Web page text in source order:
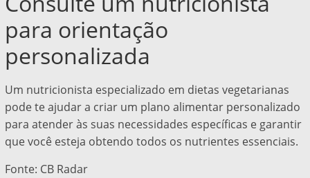
para orientação
personalizada
Um nutricionista especializado em dietas vegetarianas
pode te ajudar a criar um plano alimentar personalizado
para atender às suas necessidades específicas e garantir
que você esteja obtendo todos os nutrientes essenciais.
Fonte: CB Radar